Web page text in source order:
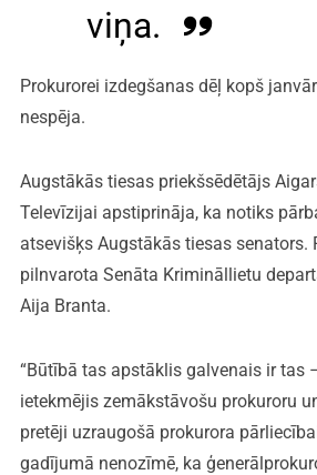
viņa.
Prokurorei izdegšanas dēļ kopš
nespēja.
Augstākās tiesas priekšsēdētājs
Televīzijai apstiprināja, ka notiks
atsevišķs Augstākās tiesas senators.
pilnvarota Senāta Krimināllietu
Aija Branta.
“Būtībā tas apstāklis galvenais ir tas
ietekmējis zemākstāvošu prokuroru
pretēji uzraugošā prokurora
gadījumā nenozīmē, ka